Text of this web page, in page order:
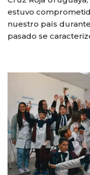
estuvo
nuestro país
pasado se